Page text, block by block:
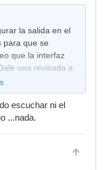
la salida en el
para que se
que la interfaz
una revisada a
escuchar ni el
...nada.